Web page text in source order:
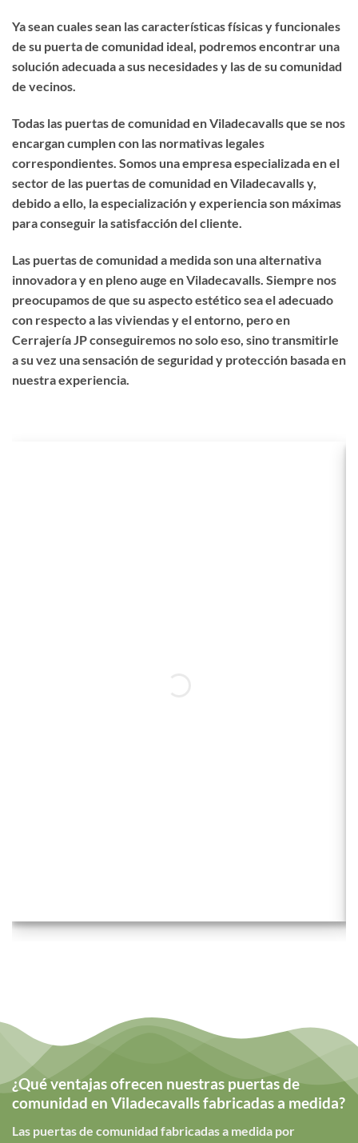
Ya sean cuales sean las características físicas y funcionales
de su puerta de comunidad ideal, podremos encontrar una
solución adecuada a sus necesidades y las de su comunidad
de vecinos.
Todas las puertas de comunidad en Viladecavalls que se nos
encargan cumplen con las normativas legales
correspondientes. Somos una empresa especializada en el
sector de las puertas de comunidad en Viladecavalls y,
debido a ello, la especialización y experiencia son máximas
para conseguir la satisfacción del cliente.
Las puertas de comunidad a medida son una alternativa
innovadora y en pleno auge en Viladecavalls. Siempre nos
preocupamos de que su aspecto estético sea el adecuado
con respecto a las viviendas y el entorno, pero en
Cerrajería JP conseguiremos no solo eso, sino transmitirle
a su vez una sensación de seguridad y protección basada en
nuestra experiencia.
¿Qué ventajas ofrecen nuestras puertas de
comunidad en Viladecavalls fabricadas a medida?
Las puertas de comunidad fabricadas a medida por